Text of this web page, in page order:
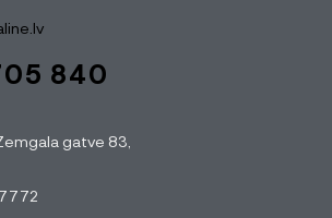
840
gatve 83,